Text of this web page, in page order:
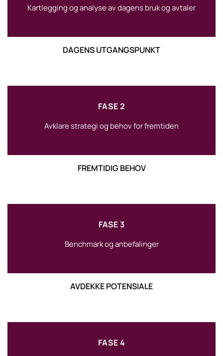
Kartlegging og analyse av dagens bruk og avtaler
DAGENS UTGANGSPUNKT
FASE 2
Avklare strategi og behov for fremtiden
FREMTIDIG BEHOV
FASE 3
Benchmark og anbefalinger
AVDEKKE POTENSIALE
FASE 4